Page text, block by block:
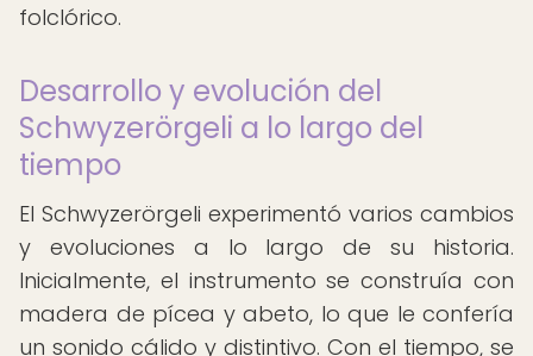
folclórico.
Desarrollo y evolución del
Schwyzerörgeli a lo largo del
tiempo
El Schwyzerörgeli experimentó varios cambios
y evoluciones a lo largo de su historia.
Inicialmente, el instrumento se construía con
madera de pícea y abeto, lo que le confería
un sonido cálido y distintivo. Con el tiempo, se